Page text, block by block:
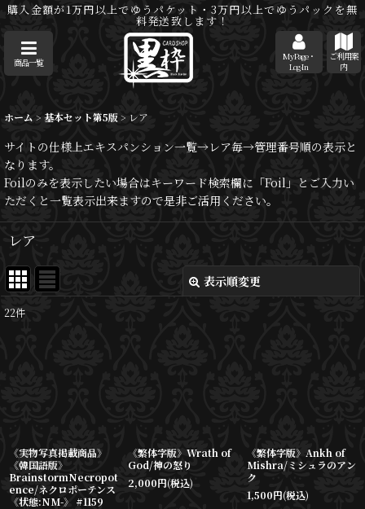
購入金額が1万円以上でゆうパケット・3万円以上でゆうパックを無
料発送致します！
商品一覧
MyPage・
Log-In
ご利用案
内
ホーム > 基本セット第5版> レア
サイトの仕様上エキスパンション一覧→レア毎→管理番号順の表示と
なります。
Foilのみを表示したい場合はキーワード検索欄に「Foil」とご入力い
ただくと一覧表示出来ますので是非ご活用ください。
レア
表示順変更
22件
《実物写真掲載商品》
《韓国語版》
BrainstormNecropot
ence/ネクロポーテンス
《状態:NM-》 #1159
《繁体字版》Wrath of
God/神の怒り
2,000円(税込)
《繁体字版》Ankh of
Mishra/ミシュラのアン
ク
1,500円(税込)